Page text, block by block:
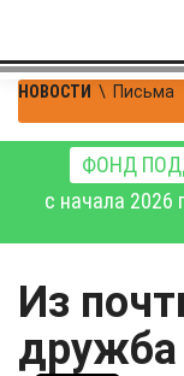
НОВОСТИ \ Письма
ФОНД
с начала 2026
Из
дружба